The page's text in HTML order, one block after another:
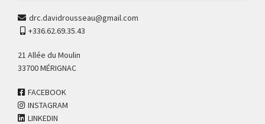
drc.davidrousseau@gmail.com
+336.62.69.35.43
21 Allée du Moulin
33700 MÉRIGNAC
FACEBOOK
INSTAGRAM
LINKEDIN